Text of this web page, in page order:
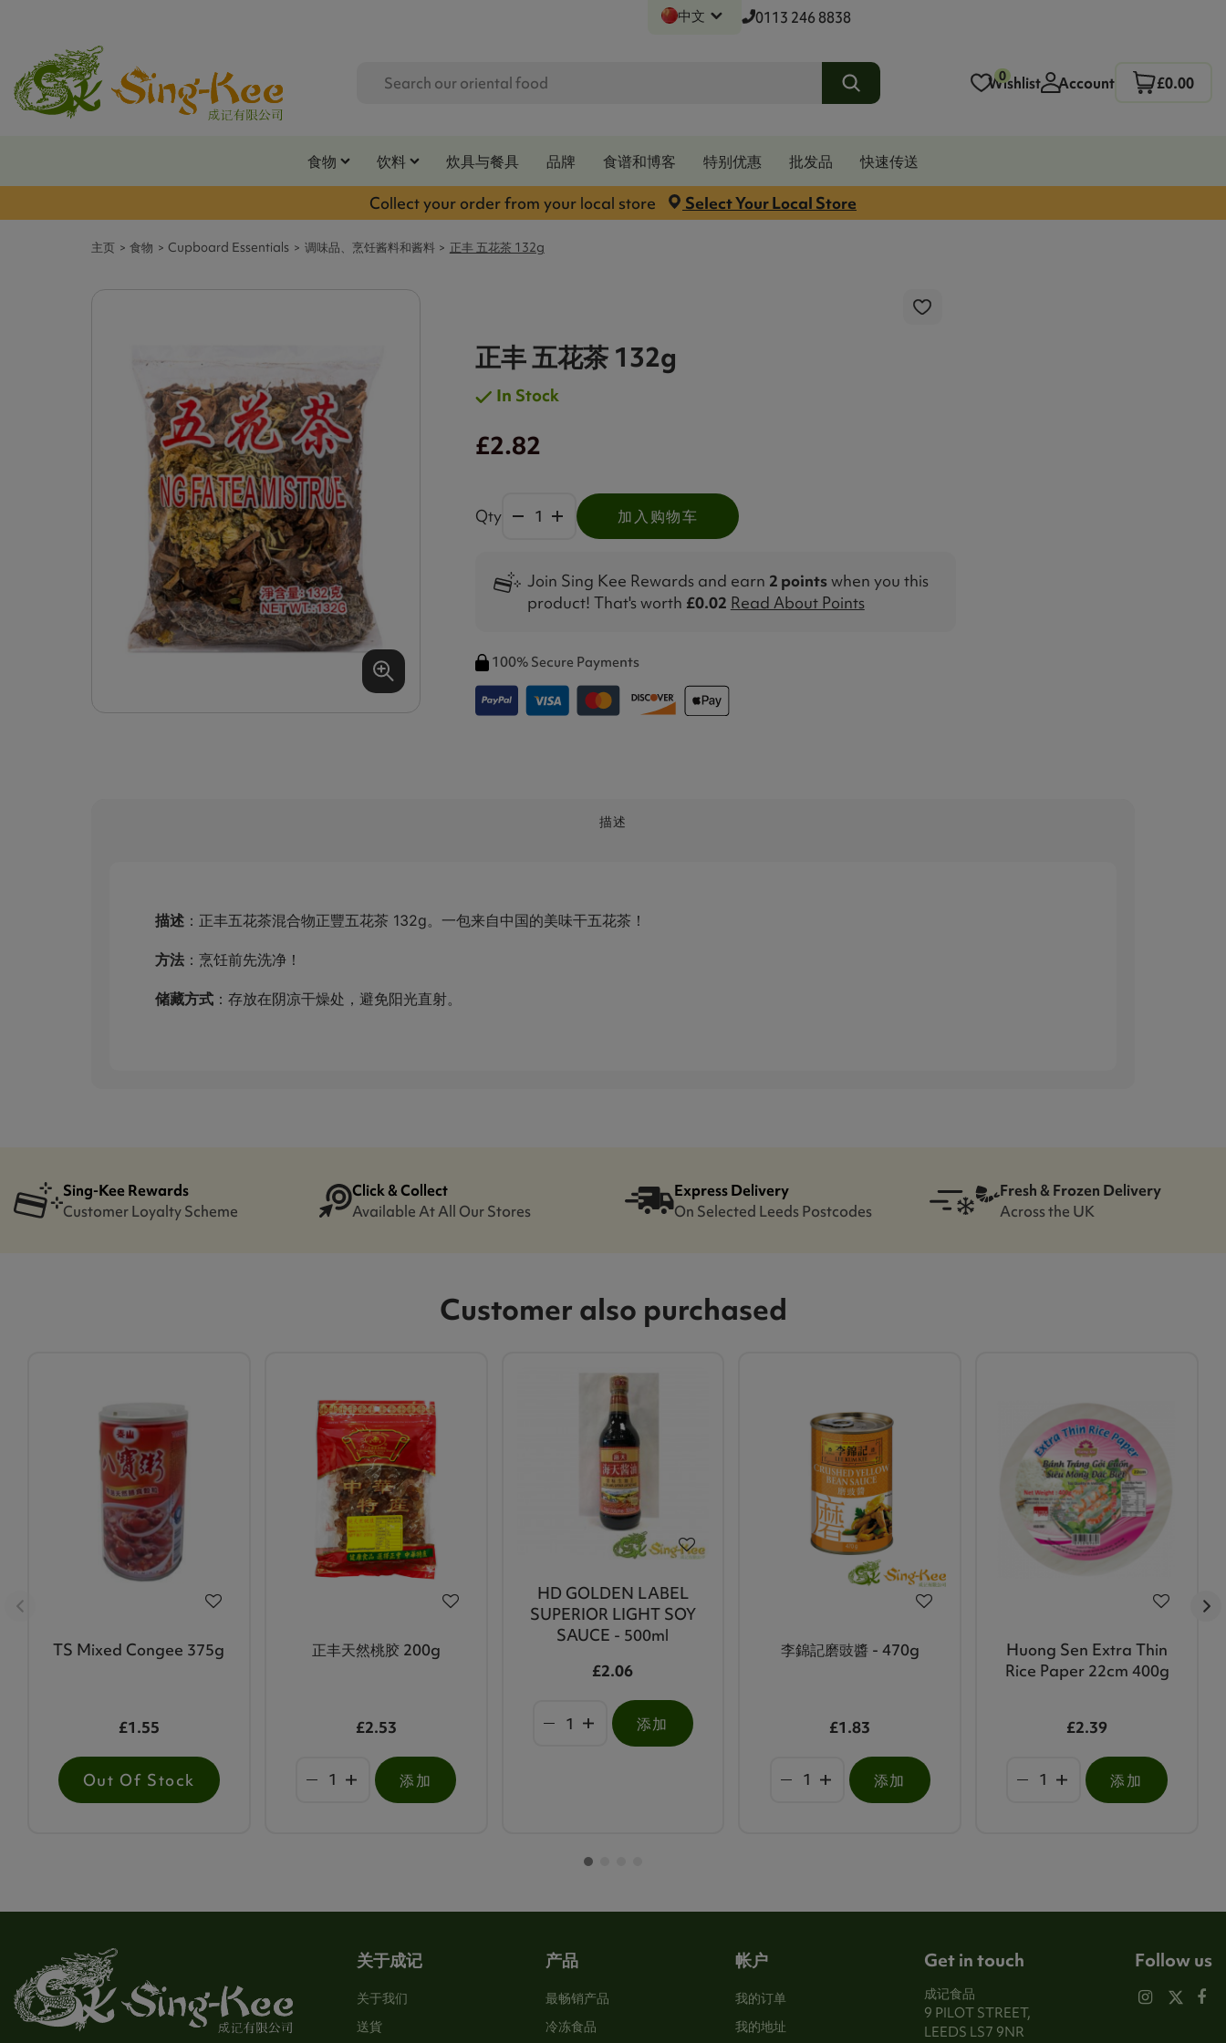
中文 0113 246 8838
0
Wishlist Account £0.00
食物 饮料 炊具与餐具 品牌 食谱和博客 特别优惠 批发品
快速传送
Collect your order from your local store
Select Your Local Store
主页 食物 Cupboard Essentials 调味品、烹饪酱料和酱料 正丰 五花茶 132g
正丰 五花茶 132g
In Stock
£2.82
Qty 加入购物车
Join Sing Kee Rewards and earn 2 pointswhen you this
product! That's worth £0.02 Read About Points
100% Secure Payments
描述
描述 ：正丰五花茶混合物正豐五花茶 132g。一包来自中国的美味干五花茶！
方法 ：烹饪前先洗净！
储藏方式 ：存放在阴凉干燥处，避免阳光直射。
Sing-Kee Rewards
Customer Loyalty Scheme
Click & Collect
Available At All Our Stores
Express Delivery
On Selected Leeds Postcodes
Fresh & Frozen Delivery
Across the UK
Customer also purchased
TS Mixed Congee 375g
£1.55
Out Of Stock
正丰天然桃胶 200g
£2.53
添加
HD GOLDEN LABEL
SUPERIOR LIGHT SOY
SAUCE - 500ml
£2.06
添加
李錦記磨豉醬 - 470g
£1.83
添加
Huong Sen Extra Thin
Rice Paper 22cm 400g
£2.39
添加
关于成记
关于我们
送貨
产品
最畅销产品
冷冻食品
帐户
我的订单
我的地址
Get in touch
成记食品
9 PILOT STREET,
LEEDS LS7 9NR
Follow us